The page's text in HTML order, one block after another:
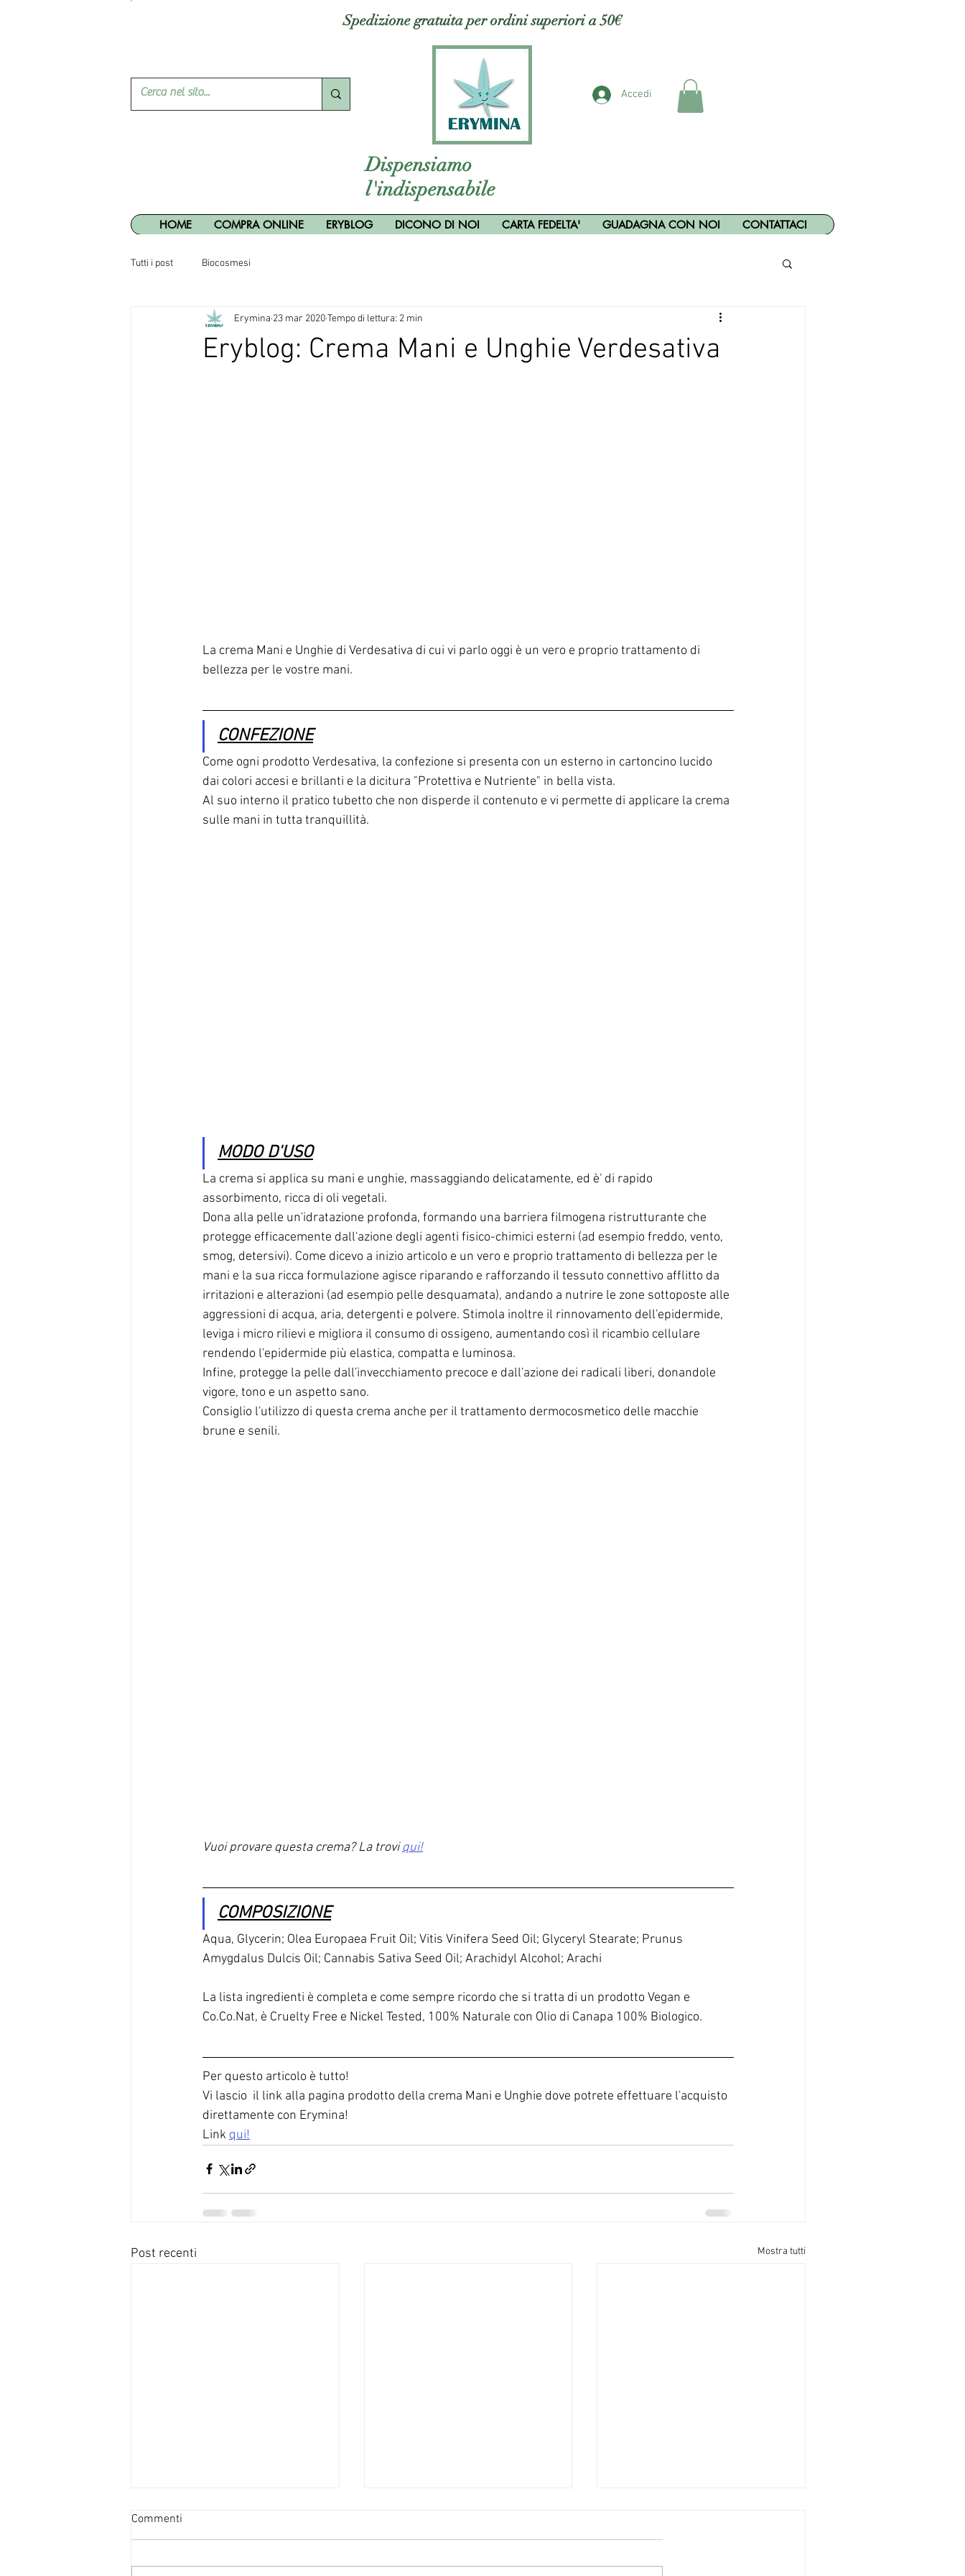
Spedizione gratuita per ordini superiori a 50€
Accedi
Dispensiamo
l'indispensabile
HOME COMPRA ONLINE ERYBLOG DICONO DI NOI CARTA FEDELTA' GUADAGNA CON NOI CONTATTACI
Tutti i post Biocosmesi
Eryblog: Crema Mani e Unghie Verdesativa
Erymina 23 mar 2020Tempo di lettura: 2 min
La crema Mani e Unghie di Verdesativa di cui vi parlo oggi è un vero e proprio trattamento di
bellezza per le vostre mani.
CONFEZIONE
Come ogni prodotto Verdesativa, la confezione si presenta con un esterno in cartoncino lucido
dai colori accesi e brillanti e la dicitura "Protettiva e Nutriente" in bella vista.
Al suo interno il pratico tubetto che non disperde il contenuto e vi permette di applicare la crema
sulle mani in tutta tranquillità.
MODO D'USO
La crema si applica su mani e unghie, massaggiando delicatamente, ed è' di rapido
assorbimento, ricca di oli vegetali.
Dona alla pelle un'idratazione profonda, formando una barriera filmogena ristrutturante che
protegge efficacemente dall'azione degli agenti fisico-chimici esterni (ad esempio freddo, vento,
smog, detersivi). Come dicevo a inizio articolo e un vero e proprio trattamento di bellezza per le
mani e la sua ricca formulazione agisce riparando e rafforzando il tessuto connettivo afflitto da
irritazioni e alterazioni (ad esempio pelle desquamata), andando a nutrire le zone sottoposte alle
aggressioni di acqua, aria, detergenti e polvere. Stimola inoltre il rinnovamento dell'epidermide,
leviga i micro rilievi e migliora il consumo di ossigeno, aumentando così il ricambio cellulare
rendendo l'epidermide più elastica, compatta e luminosa.
Infine, protegge la pelle dall'invecchiamento precoce e dall'azione dei radicali liberi, donandole
vigore, tono e un aspetto sano.
Consiglio l'utilizzo di questa crema anche per il trattamento dermocosmetico delle macchie
brune e senili.
Vuoi provare questa crema? La trovi qui!
COMPOSIZIONE
Aqua, Glycerin; Olea Europaea Fruit Oil; Vitis Vinifera Seed Oil; Glyceryl Stearate; Prunus
Amygdalus Dulcis Oil; Cannabis Sativa Seed Oil; Arachidyl Alcohol; Arachi
La lista ingredienti è completa e come sempre ricordo che si tratta di un prodotto Vegan e
Co.Co.Nat, è Cruelty Free e Nickel Tested, 100% Naturale con Olio di Canapa 100% Biologico.
Per questo articolo è tutto!
Vi lascio  il link alla pagina prodotto della crema Mani e Unghie dove potrete effettuare l'acquisto
direttamente con Erymina!
Link qui!
Post recenti Mostra tutti
Commenti